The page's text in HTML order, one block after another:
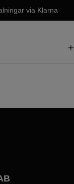
via Klarna
+